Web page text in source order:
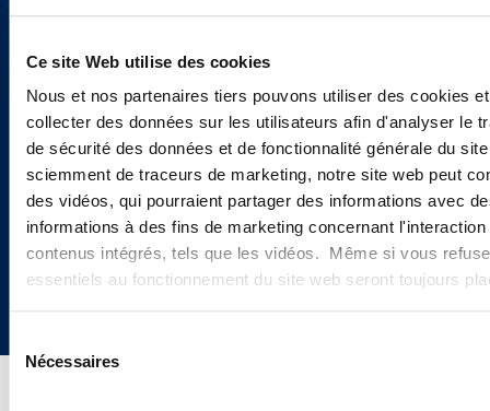
Ce site Web utilise des cookies
Nous et nos partenaires tiers pouvons utiliser des cookies
collecter des données sur les utilisateurs afin d'analyser le
de sécurité des données et de fonctionnalité générale du
sciemment de traceurs de marketing, notre site web peut
des vidéos, qui pourraient partager des informations avec
informations à des fins de marketing concernant
contenus intégrés, tels que les vidéos. Même si vous
essentiels au fonctionnement du site web seront toujours
Nécessaires
Informations Réglementaires
Copyright © 2026 | Ogletree Deakins